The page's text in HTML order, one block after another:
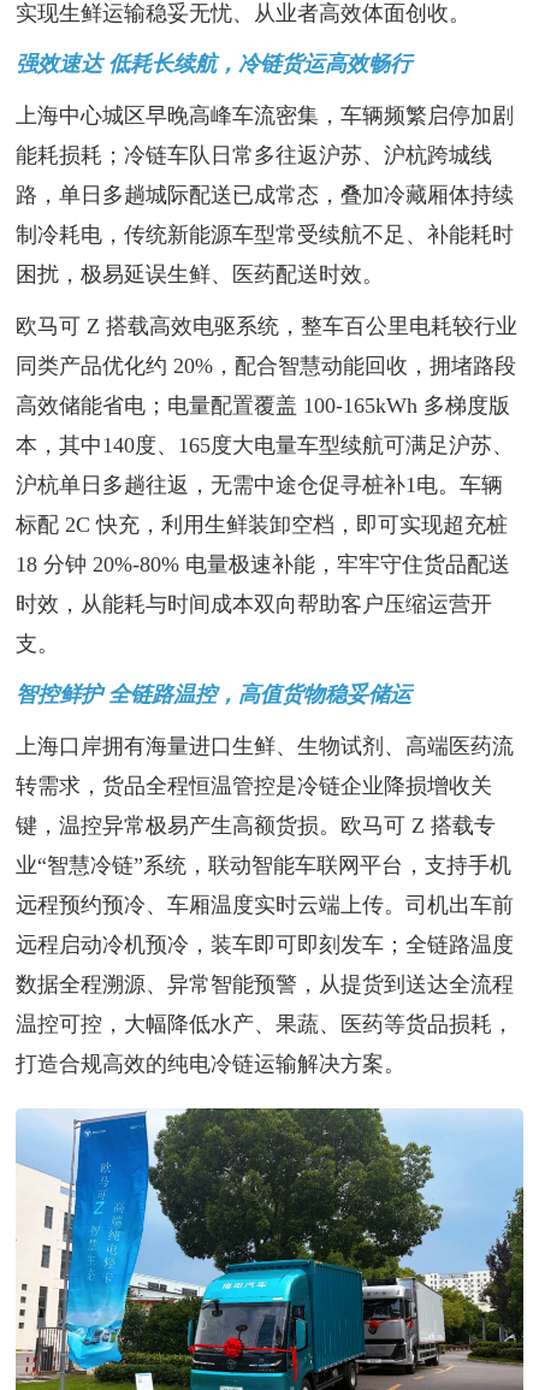
实现生鲜运输稳妥无忧、从业者高效体面创收。
强效速达 低耗长续航，冷链货运高效畅行
上海中心城区早晚高峰车流密集，车辆频繁启停加剧
能耗损耗；冷链车队日常多往返沪苏、沪杭跨城线
路，单日多趟城际配送已成常态，叠加冷藏厢体持续
制冷耗电，传统新能源车型常受续航不足、补能耗时
困扰，极易延误生鲜、医药配送时效。
欧马可 Z 搭载高效电驱系统，整车百公里电耗较行业
同类产品优化约 20%，配合智慧动能回收，拥堵路段
高效储能省电；电量配置覆盖 100-165kWh 多梯度版
本，其中140度、165度大电量车型续航可满足沪苏、
沪杭单日多趟往返，无需中途仓促寻桩补1电。车辆
标配 2C 快充，利用生鲜装卸空档，即可实现超充桩
18 分钟 20%-80% 电量极速补能，牢牢守住货品配送
时效，从能耗与时间成本双向帮助客户压缩运营开
支。
智控鲜护 全链路温控，高值货物稳妥储运
上海口岸拥有海量进口生鲜、生物试剂、高端医药流
转需求，货品全程恒温管控是冷链企业降损增收关
键，温控异常极易产生高额货损。欧马可 Z 搭载专
业“智慧冷链”系统，联动智能车联网平台，支持手机
远程预约预冷、车厢温度实时云端上传。司机出车前
远程启动冷机预冷，装车即可即刻发车；全链路温度
数据全程溯源、异常智能预警，从提货到送达全流程
温控可控，大幅降低水产、果蔬、医药等货品损耗，
打造合规高效的纯电冷链运输解决方案。